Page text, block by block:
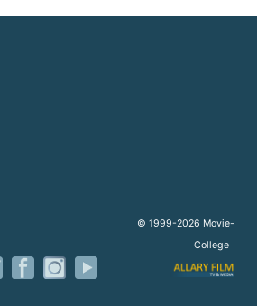
© 1999-2026 Movie-
College